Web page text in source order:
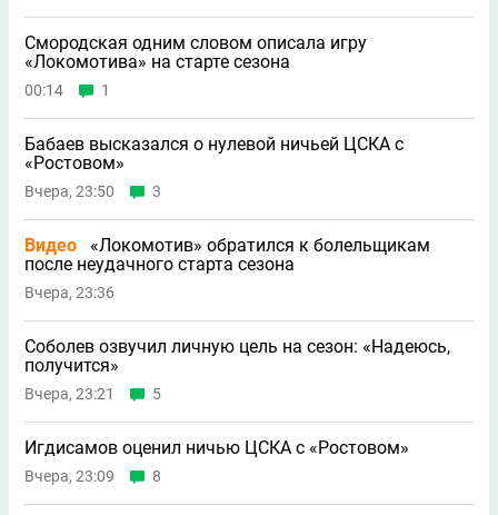
Смородская одним словом описала игру
«Локомотива» на старте сезона
00:14 1
Бабаев высказался о нулевой ничьей ЦСКА с
«Ростовом»
Вчера, 23:50 3
Видео
«Локомотив» обратился к болельщикам
после неудачного старта сезона
Вчера, 23:36
Соболев озвучил личную цель на сезон: «Надеюсь,
получится»
Вчера, 23:21 5
Игдисамов оценил ничью ЦСКА с «Ростовом»
Вчера, 23:09 8